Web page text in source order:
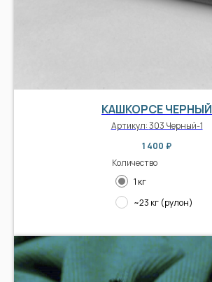
КАШКОРСЕ ЧЕРНЫЙ
Артикул:303 Черный-1
1 400 ₽
Количество
1 кг
~23 кг (рулон)